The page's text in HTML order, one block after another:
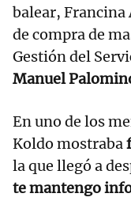
balear,
de compra de
Gestión del
Manuel
En uno de los
Koldo mostraba
la que llegó a
te mantengo